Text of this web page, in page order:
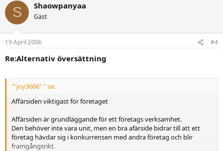
S Shaowpanyaa
Gäst
19 April 2006 #4
Re:Alternativ översättning
""joy3666" " sa:
Affärsiden viktigast för företaget
Affärsiden är grundläggande för ett företags verksamhet.
Den behöver inte vara unit, men en bra afärside bidrar till att ett
företag hävdar sig i konkurrensen med andra företag och blir
framgångsrikt.